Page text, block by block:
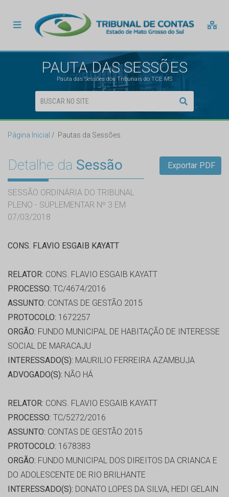
PAUTA DAS SESSÕES
Pauta das Sessões dos Tribunais do TCE MS
Página Inicial Pautas da Sessões
Detalhe da Sessão
SESSÃO ORDINÁRIA DO TRIBUNAL
PLENO - SUPLEMENTAR Nº 3 EM
07/03/2018
Exportar PDF
CONS. FLAVIO ESGAIB KAYATT
RELATOR: CONS. FLAVIO ESGAIB KAYATT
PROCESSO: TC/4674/2016
ASSUNTO: CONTAS DE GESTÃO 2015
PROTOCOLO: 1672257
ORGÃO: FUNDO MUNICIPAL DE HABITAÇÃO DE INTERESSE
SOCIAL DE MARACAJU
INTERESSADO(S): MAURILIO FERREIRA AZAMBUJA
ADVOGADO(S): NÃO HÁ
RELATOR: CONS. FLAVIO ESGAIB KAYATT
PROCESSO: TC/5272/2016
ASSUNTO: CONTAS DE GESTÃO 2015
PROTOCOLO: 1678383
ORGÃO: FUNDO MUNICIPAL DOS DIREITOS DA CRIANCA E
DO ADOLESCENTE DE RIO BRILHANTE
INTERESSADO(S): DONATO LOPES DA SILVA, HEDI GELAIN